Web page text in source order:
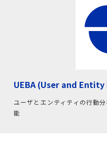
UEBA (User and
ユーザとエンティティの行動
能